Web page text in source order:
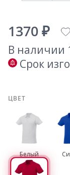
1370 ₽
В наличии
Срок
ЦВЕТ
Белый